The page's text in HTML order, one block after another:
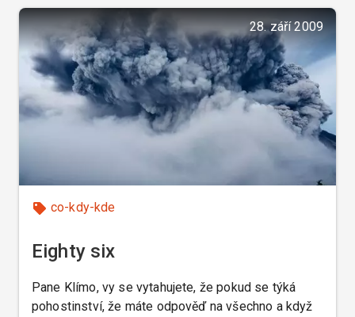
28. září 2009
co-kdy-kde
Eighty six
Pane Klímo, vy se vytahujete, že pokud se týká
pohostinství, že máte odpověď na všechno a když